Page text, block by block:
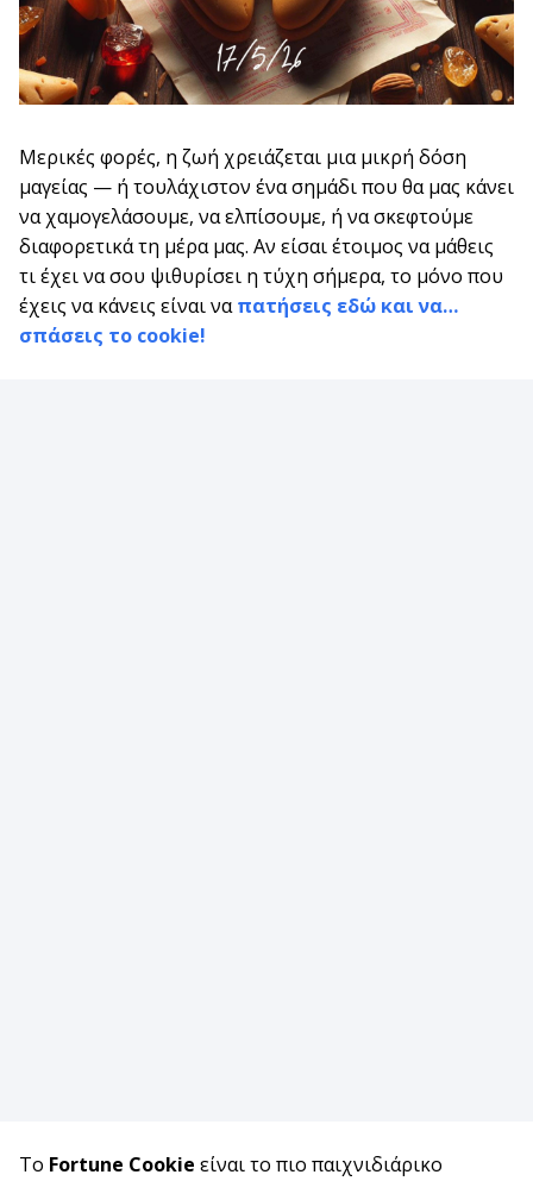
Μερικές φορές, η ζωή χρειάζεται μια μικρή δόση
μαγείας — ή τουλάχιστον ένα σημάδι που θα μας κάνει
να χαμογελάσουμε, να ελπίσουμε, ή να σκεφτούμε
διαφορετικά τη μέρα μας. Αν είσαι έτοιμος να μάθεις
τι έχει να σου ψιθυρίσει η τύχη σήμερα, το μόνο που
έχεις να κάνεις είναι ναπατήσεις εδώ και να…
σπάσεις το cookie!
Το Fortune Cookie είναι το πιο παιχνιδιάρικο